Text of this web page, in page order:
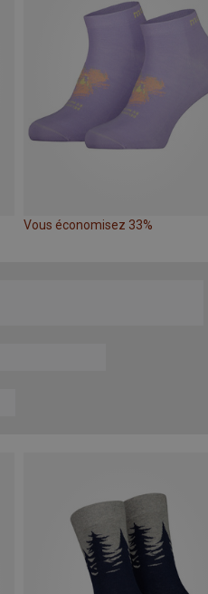
Vous économisez 33%